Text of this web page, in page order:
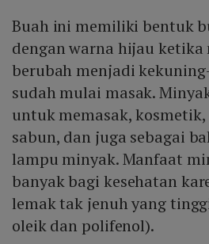
Buah ini memiliki bentuk
dengan warna hijau ketika
berubah menjadi
sudah mulai masak.
untuk memasak,
sabun, dan juga sebagai
lampu minyak. Manfaat
banyak bagi kesehatan
lemak tak jenuh yang
oleik dan polifenol).